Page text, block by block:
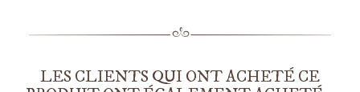
LES CLIENTS QUI ONT ACHETÉ CE